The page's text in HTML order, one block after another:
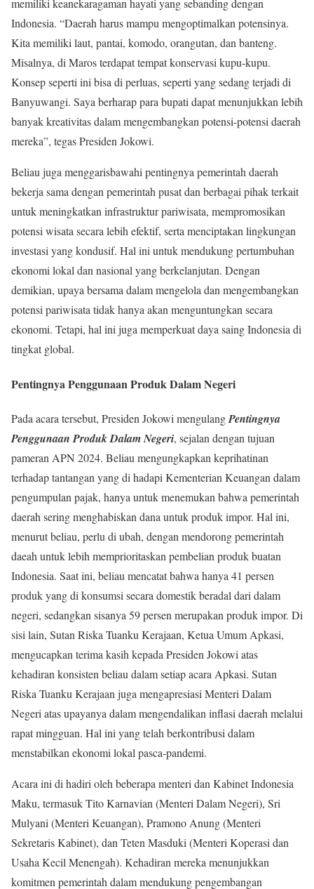
memiliki keanekaragaman hayati yang sebanding dengan
Indonesia. “Daerah harus mampu mengoptimalkan potensinya.
Kita memiliki laut, pantai, komodo, orangutan, dan banteng.
Misalnya, di Maros terdapat tempat konservasi kupu-kupu.
Konsep seperti ini bisa di perluas, seperti yang sedang terjadi di
Banyuwangi. Saya berharap para bupati dapat menunjukkan lebih
banyak kreativitas dalam mengembangkan potensi-potensi daerah
mereka”, tegas Presiden Jokowi.
Beliau juga menggarisbawahi pentingnya pemerintah daerah
bekerja sama dengan pemerintah pusat dan berbagai pihak terkait
untuk meningkatkan infrastruktur pariwisata, mempromosikan
potensi wisata secara lebih efektif, serta menciptakan lingkungan
investasi yang kondusif. Hal ini untuk mendukung pertumbuhan
ekonomi lokal dan nasional yang berkelanjutan. Dengan
demikian, upaya bersama dalam mengelola dan mengembangkan
potensi pariwisata tidak hanya akan menguntungkan secara
ekonomi. Tetapi, hal ini juga memperkuat daya saing Indonesia di
tingkat global.
Pentingnya Penggunaan Produk Dalam Negeri
Pada acara tersebut, Presiden Jokowi mengulangPentingnya
Penggunaan Produk Dalam Negeri, sejalan dengan tujuan
pameran APN 2024. Beliau mengungkapkan keprihatinan
terhadap tantangan yang di hadapi Kementerian Keuangan dalam
pengumpulan pajak, hanya untuk menemukan bahwa pemerintah
daerah sering menghabiskan dana untuk produk impor. Hal ini,
menurut beliau, perlu di ubah, dengan mendorong pemerintah
daeah untuk lebih memprioritaskan pembelian produk buatan
Indonesia. Saat ini, beliau mencatat bahwa hanya 41 persen
produk yang di konsumsi secara domestik beradal dari dalam
negeri, sedangkan sisanya 59 persen merupakan produk impor. Di
sisi lain, Sutan Riska Tuanku Kerajaan, Ketua Umum Apkasi,
mengucapkan terima kasih kepada Presiden Jokowi atas
kehadiran konsisten beliau dalam setiap acara Apkasi. Sutan
Riska Tuanku Kerajaan juga mengapresiasi Menteri Dalam
Negeri atas upayanya dalam mengendalikan inflasi daerah melalui
rapat mingguan. Hal ini yang telah berkontribusi dalam
menstabilkan ekonomi lokal pasca-pandemi.
Acara ini di hadiri oleh beberapa menteri dan Kabinet Indonesia
Maku, termasuk Tito Karnavian (Menteri Dalam Negeri), Sri
Mulyani (Menteri Keuangan), Pramono Anung (Menteri
Sekretaris Kabinet), dan Teten Masduki (Menteri Koperasi dan
Usaha Kecil Menengah). Kehadiran mereka menunjukkan
komitmen pemerintah dalam mendukung pengembangan